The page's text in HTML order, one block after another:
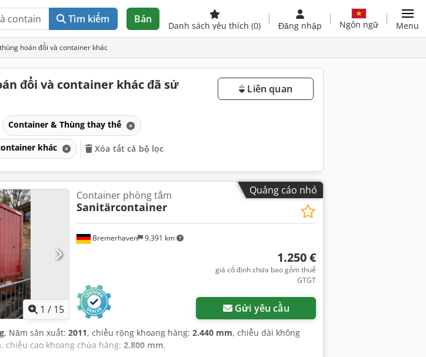
Tìm kiếm Bán
Danh sách yêu thích (0) Đăng nhập Ngôn ngữ Menu
hoán đổi và container khác
đổi và container khác đã sử
Liên quan
Container & Thùng thay thế
khác Xóa tất cả bộ lọc
Quảng cáo nhỏ
1 / 15
Bremerhaven 9.391 km
Container phòng tắm
Sanitärcontainer
1.250 €
giá cố định chưa bao gồm thuế
GTGT
Gửi yêu cầu
, Năm sản xuất: 2011, chiều rộng khoang hàng: 2.440 mm, chiều dài không
, chiều cao khoang chứa hàng: 2.800 mm,